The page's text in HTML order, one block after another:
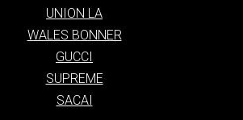
UNION LA
WALES BONNER
GUCCI
SUPREME
SACAI